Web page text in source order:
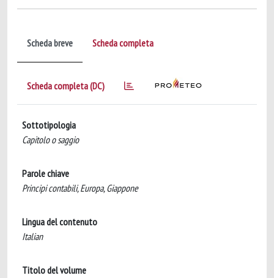
Scheda breve Scheda completa
Scheda completa (DC)
Sottotipologia
Capitolo o saggio
Parole chiave
Principi contabili, Europa, Giappone
Lingua del contenuto
Italian
Titolo del volume